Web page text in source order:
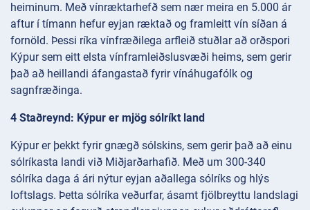
heiminum. Með vínræktarhefð sem nær meira en 5.000 ár
aftur í tímann hefur eyjan ræktað og framleitt vín síðan á
fornöld. Þessi ríka vínfræðilega arfleið stuðlar að orðspori
Kýpur sem eitt elsta vínframleiðslusvæði heims, sem gerir
það að heillandi áfangastað fyrir vínáhugafólk og
sagnfræðinga.
4 Staðreynd: Kýpur er mjög sólríkt land
Kýpur er þekkt fyrir gnægð sólskins, sem gerir það að einu
sólríkasta landi við Miðjarðarhafið. Með um 300-340
sólríka daga á ári nýtur eyjan aðallega sólríks og hlýs
loftslags. Þetta sólríka veðurfar, ásamt fjölbreyttu landslagi